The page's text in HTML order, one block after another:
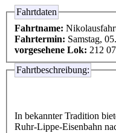
Fahrtdaten
Fahrtname:
Fahrtermin: Samstag,
vorgesehene Lok: 212
Fahrtbeschreibung:
In bekannter Tradition
Ruhr-Lippe-Eisenbahn